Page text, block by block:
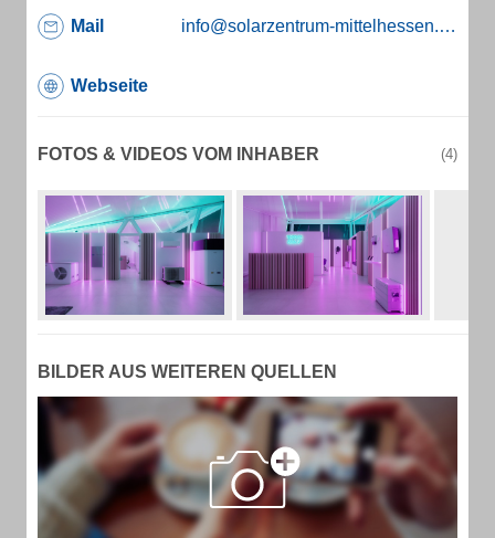
Mail info@solarzentrum-mittelhessen.de
Webseite
FOTOS & VIDEOS VOM INHABER (4)
BILDER AUS WEITEREN QUELLEN